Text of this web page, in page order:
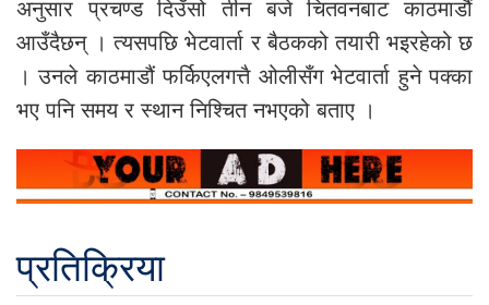
अनुसार प्रचण्ड दिउँसो तीन बजे चितवनबाट काठमाडौं
आउँदैछन् । त्यसपछि भेटवार्ता र बैठकको तयारी भइरहेको छ
। उनले काठमाडौं फर्किएलगत्तै ओलीसँग भेटवार्ता हुने पक्का
भए पनि समय र स्थान निश्चित नभएको बताए ।
प्रतिक्रिया